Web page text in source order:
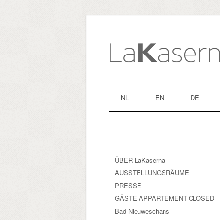
NL EN DE
ÜBER LaKaserna
AUSSTELLUNGSRÄUME
PRESSE
GÄSTE-APPARTEMENT-CLOSED-
Bad Nieuweschans